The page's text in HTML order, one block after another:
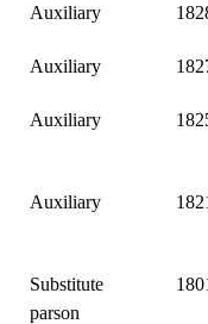
Auxiliary
Auxiliary
Auxiliary
Auxiliary
Substitute
parson